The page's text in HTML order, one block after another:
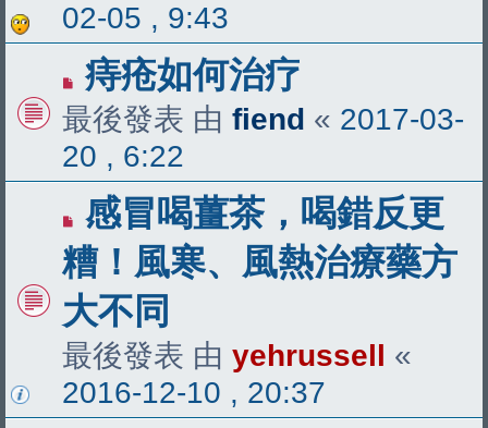
02-05 , 9:43
痔疮如何治疗
最後發表 由 fiend « 2017-03-
20 , 6:22
感冒喝薑茶，喝錯反更
糟！風寒、風熱治療藥方
大不同
最後發表 由 yehrussell «
2016-12-10 , 20:37